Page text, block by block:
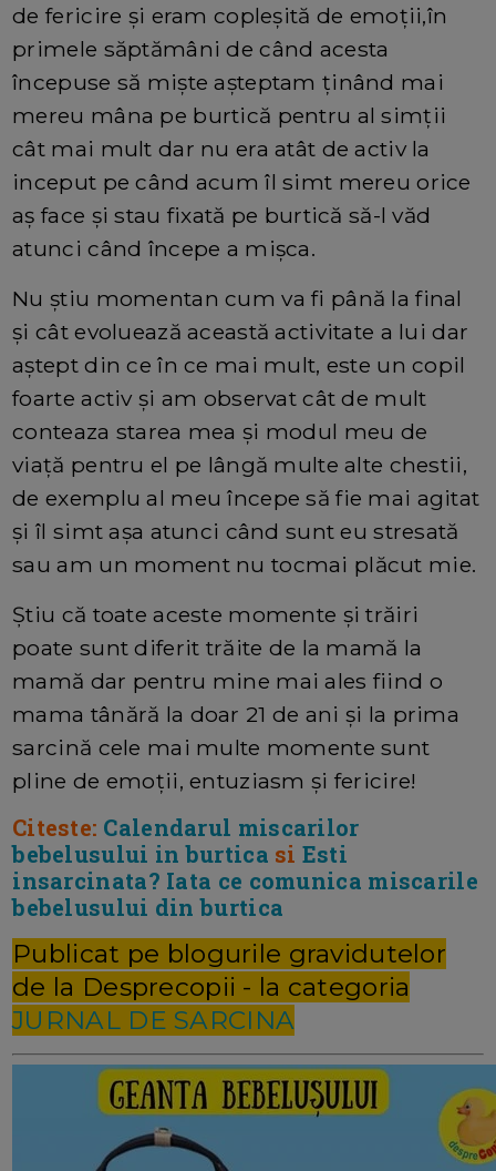
de fericire și eram copleșită de emoții,în
primele săptămâni de când acesta
începuse să miște așteptam ținând mai
mereu mâna pe burtică pentru al simții
cât mai mult dar nu era atât de activ la
inceput pe când acum îl simt mereu orice
aș face și stau fixată pe burtică să-l văd
atunci când începe a mișca.
Nu știu momentan cum va fi până la final
și cât evoluează această activitate a lui dar
aștept din ce în ce mai mult, este un copil
foarte activ și am observat cât de mult
conteaza starea mea și modul meu de
viață pentru el pe lângă multe alte chestii,
de exemplu al meu începe să fie mai agitat
și îl simt așa atunci când sunt eu stresată
sau am un moment nu tocmai plăcut mie.
Știu că toate aceste momente și trăiri
poate sunt diferit trăite de la mamă la
mamă dar pentru mine mai ales fiind o
mama tânără la doar 21 de ani și la prima
sarcină cele mai multe momente sunt
pline de emoții, entuziasm și fericire!
Citeste: Calendarul miscarilor
bebelusului in burtica si Esti
insarcinata? Iata ce comunica miscarile
bebelusului din burtica
Publicat pe blogurile gravidutelor
de la Desprecopii - la categoria
JURNAL DE SARCINA